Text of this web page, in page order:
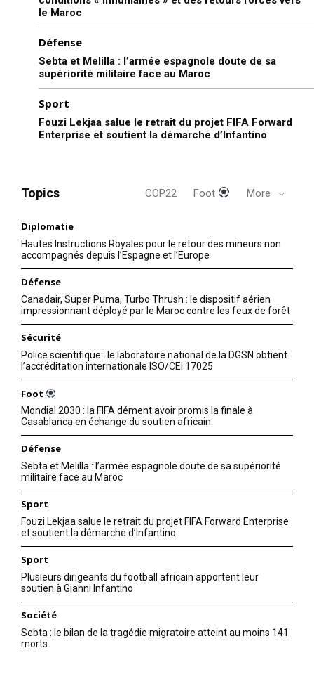
le Maroc
Défense
Sebta et Melilla : l’armée espagnole doute de sa
supériorité militaire face au Maroc
Sport
Fouzi Lekjaa salue le retrait du projet FIFA Forward
Enterprise et soutient la démarche d’Infantino
Topics COP22 Foot More
Diplomatie
Hautes Instructions Royales pour le retour des mineurs non
accompagnés depuis l’Espagne et l’Europe
Défense
Canadair, Super Puma, Turbo Thrush : le dispositif aérien
impressionnant déployé par le Maroc contre les feux de forêt
Sécurité
Police scientifique : le laboratoire national de la DGSN obtient
l’accréditation internationale ISO/CEI 17025
Foot
Mondial 2030 : la FIFA dément avoir promis la finale à
Casablanca en échange du soutien africain
Défense
Sebta et Melilla : l’armée espagnole doute de sa supériorité
militaire face au Maroc
Sport
Fouzi Lekjaa salue le retrait du projet FIFA Forward Enterprise
et soutient la démarche d’Infantino
Sport
Plusieurs dirigeants du football africain apportent leur
soutien à Gianni Infantino
Société
Sebta : le bilan de la tragédie migratoire atteint au moins 141
morts